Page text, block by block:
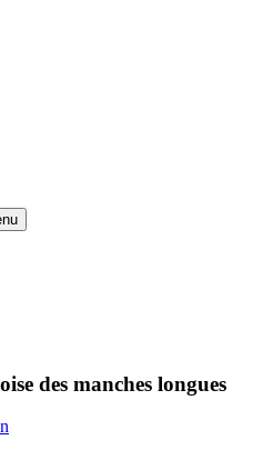
des manches longues